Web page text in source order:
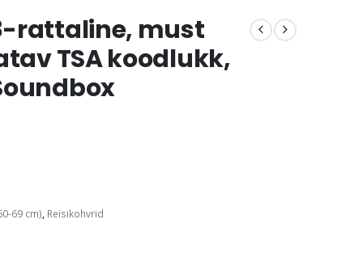
rattaline, must
TSA koodlukk,
69 cm), Reisikohvrid